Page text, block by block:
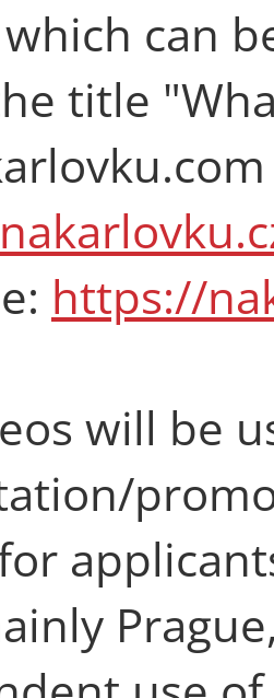
can
title
https://
will be